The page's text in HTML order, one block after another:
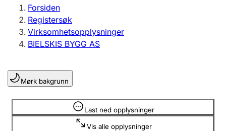
Enkeltpersonforetak
Registrere, endre, slette
Lag og forening
Registrere, endre, slette
Forsiden
Registersøk
Virksomhetsopplysninger
BIELSKIS BYGG AS
Mørk bakgrunn
Last ned opplysninger
Vis alle opplysninger
Opplysninger er skjult